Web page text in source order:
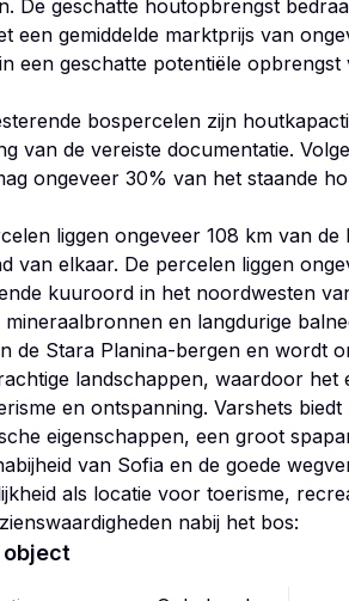
De geschatte houtopbrengst
een gemiddelde marktprijs van
een geschatte potentiële
bospercelen zijn
van de vereiste documentatie.
ongeveer 30% van het staande
liggen ongeveer 108 km van
van elkaar. De percelen liggen
kuuroord in het noordwesten
en langdurige
de Stara Planina-bergen en wordt
landschappen, waardoor het
en ontspanning. Varshets
eigenschappen, een groot
van Sofia en de goede
als locatie voor toerisme,
nabij het bos: